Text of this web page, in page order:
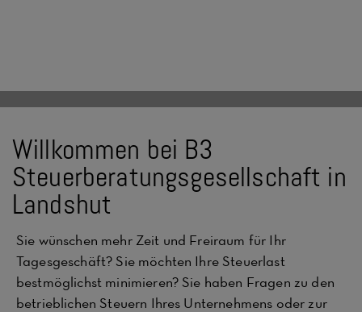
Willkommen bei B3
Steuerberatungsgesellschaft in
Landshut
Sie wünschen mehr Zeit und Freiraum für Ihr
Tagesgeschäft? Sie möchten Ihre Steuerlast
bestmöglichst minimieren? Sie haben Fragen zu den
betrieblichen Steuern Ihres Unternehmens oder zur